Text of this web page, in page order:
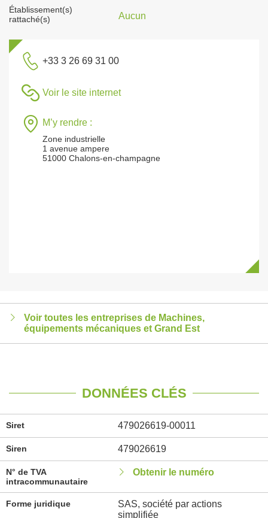
Établissement(s)
rattaché(s)
Aucun
+33 3 26 69 31 00
Voir le site internet
M’y rendre :
Zone industrielle
1 avenue ampere
51000 Chalons-en-champagne
Voir toutes les entreprises de Machines,
équipements mécaniques et Grand Est
DONNÉES CLÉS
Siret 479026619-00011
Siren 479026619
N° de TVA
intracommunautaire
Obtenir le numéro
Forme juridique
SAS, société par actions
simplifiée